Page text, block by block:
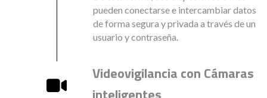
pueden conectarse e intercambiar datos
de forma segura y privada a través de un
usuario y contraseña.
Videovigilancia con Cámaras